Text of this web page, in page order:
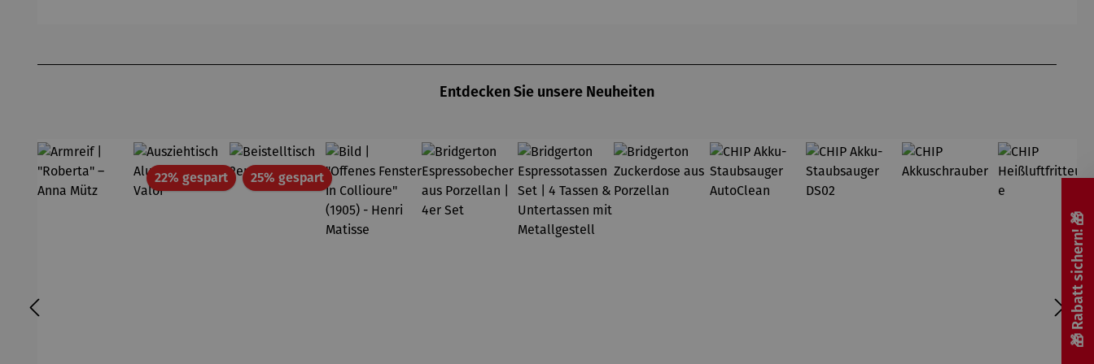
Entdecken Sie unsere Neuheiten
22% gespartRabatt25% gespartRabatt
🎁 Rabatt sichern! 🎁